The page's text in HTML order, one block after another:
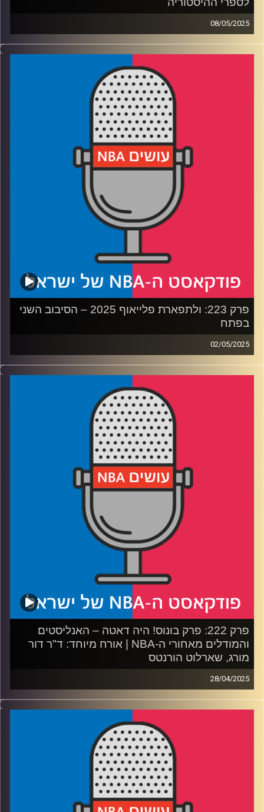
08/05/2025
פודקאסט האן.בי.איי עם ערן סורוקה, שרון דוידוביץ', משה
דוידוביץ' ועידן לוצקי, בשיתוף קול האוניברסיטה.
רבע 1: הניו יורק ניקס עושים היסטוריה, בוסטון סלטיקס עושה
רבע 2: אוקלהומה סיטי נותנת, דנבר נאגטס לוקחת. ראסל
ווסטברוק נותן, ארון גורדון לוקח
רבע3: טייריס האליברטון אנדרייטד, באדי הילד נכנס לתפקיד
עידן לוצקי
פרק 223: ולתפארת פלייאוף 2025 – הסיבוב השני
בפתח
02/05/2025
פודקאסט האן.בי.איי עם ערן סורוקה, שרון דוידוביץ', משה
דוידוביץ' ועידן לוצקי, בשיתוף קול האוניברסיטה.
רבע 1: החזק שורד בין דנבר לקליפרס, מי ישרוד את הקיץ
רבע 2: הווריורס והרוקטס במלחמת התשה, מינסוטה גדולה על
רבע 3: בוסטון והניקס בראן אנד גן, דטרויט סובלת מפצעי
עידן לוצקי
פרק 222: פרק בונוס! היה דאטה – האנליסטים
והמודלים מאחורי ה-NBA | אורח מיוחד: ד"ר דור
מורג, שארלוט הורנטס
28/04/2025
פודקאסט האן.בי.איי עם ערן סורוקה, שרון דוידוביץ', משה
דוידוביץ' ועידן לוצקי, בשיתוף קול האוניברסיטה.
רבע 1: המסע מצפון השרון לצפון קרוליינה, והקשר בין בית
השקעות לקבוצת כדורסל
רבע 2: איך מתכוננים לדראפט, ולמה דני וולף ובן שרף כל כך
רבע 3: מפלוס-מינוס עד 29 מפרקים: מה אנליסט רואה